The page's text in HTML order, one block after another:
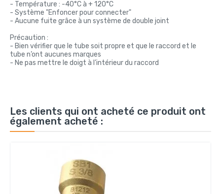
- Température : -40°C à + 120°C
- Système "Enfoncer pour connecter"
- Aucune fuite grâce à un système de double joint
Précaution :
- Bien vérifier que le tube soit propre et que le raccord et le
tube n’ont aucunes marques
- Ne pas mettre le doigt à l’intérieur du raccord
Les clients qui ont acheté ce produit ont
également acheté :